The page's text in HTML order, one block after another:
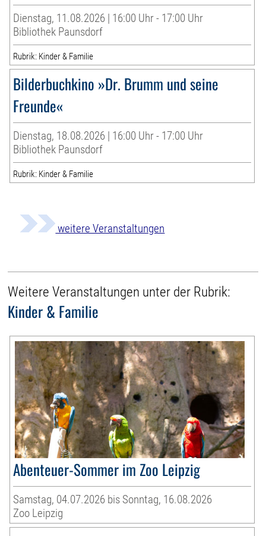
Dienstag, 11.08.2026 | 16:00 Uhr - 17:00 Uhr
Bibliothek Paunsdorf
Rubrik: Kinder & Familie
Bilderbuchkino »Dr. Brumm und seine
Freunde«
Dienstag, 18.08.2026 | 16:00 Uhr - 17:00 Uhr
Bibliothek Paunsdorf
Rubrik: Kinder & Familie
weitere Veranstaltungen
Weitere Veranstaltungen unter der Rubrik:
Kinder & Familie
Abenteuer-Sommer im Zoo Leipzig
Samstag, 04.07.2026 bis Sonntag, 16.08.2026
Zoo Leipzig